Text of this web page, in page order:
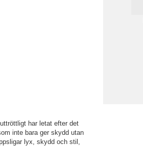
har letat efter det
inte bara ger skydd utan
lyx, skydd och stil,